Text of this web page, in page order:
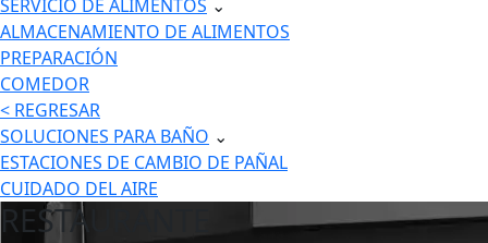
SERVICIO DE ALIMENTOS ⌄
ALMACENAMIENTO DE ALIMENTOS
PREPARACIÓN
COMEDOR
< REGRESAR
SOLUCIONES PARA BAÑO ⌄
ESTACIONES DE CAMBIO DE PAÑAL
CUIDADO DEL AIRE
RESTAURANTE